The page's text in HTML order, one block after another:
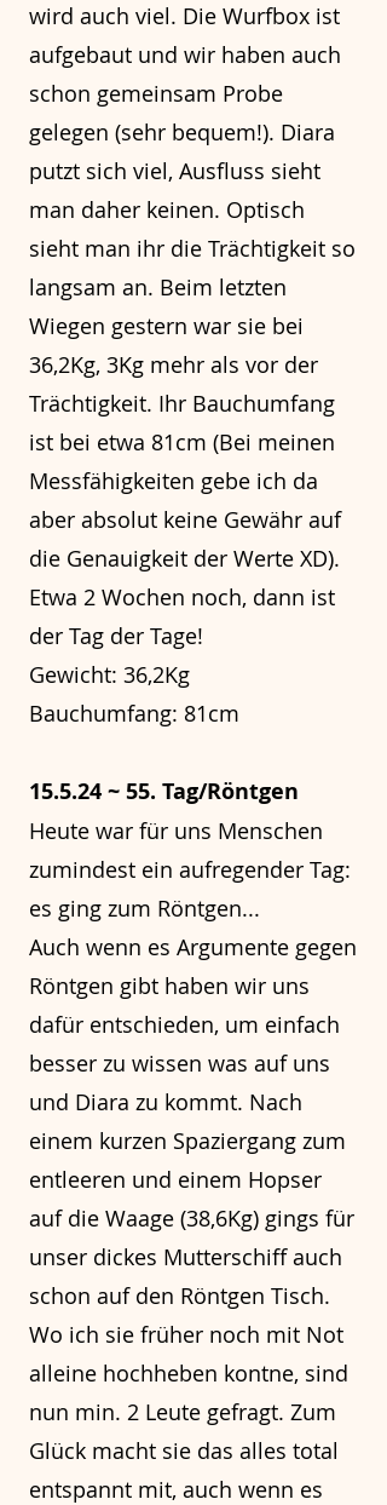
wird auch viel. Die Wurfbox ist
aufgebaut und wir haben auch
schon gemeinsam Probe
gelegen (sehr bequem!). Diara
putzt sich viel, Ausfluss sieht
man daher keinen. Optisch
sieht man ihr die Trächtigkeit so
langsam an. Beim letzten
Wiegen gestern war sie bei
36,2Kg, 3Kg mehr als vor der
Trächtigkeit. Ihr Bauchumfang
ist bei etwa 81cm (Bei meinen
Messfähigkeiten gebe ich da
aber absolut keine Gewähr auf
die Genauigkeit der Werte XD).
Etwa 2 Wochen noch, dann ist
der Tag der Tage!
Gewicht: 36,2Kg
Bauchumfang: 81cm
15.5.24 ~ 55. Tag/Röntgen
Heute war für uns Menschen
zumindest ein aufregender Tag:
es ging zum Röntgen...
Auch wenn es Argumente gegen
Röntgen gibt haben wir uns
dafür entschieden, um einfach
besser zu wissen was auf uns
und Diara zu kommt. Nach
einem kurzen Spaziergang zum
entleeren und einem Hopser
auf die Waage (38,6Kg) gings für
unser dickes Mutterschiff auch
schon auf den Röntgen Tisch.
Wo ich sie früher noch mit Not
alleine hochheben kontne, sind
nun min. 2 Leute gefragt. Zum
Glück macht sie das alles total
entspannt mit, auch wenn es